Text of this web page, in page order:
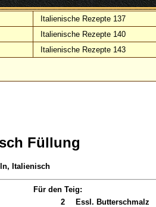
Italienische Rezepte 137
Italienische Rezepte 140
Italienische Rezepte 143
Füllung
Italienisch
Für den Teig:
2
Essl. Butterschmalz